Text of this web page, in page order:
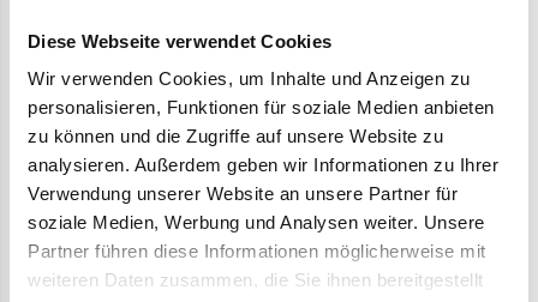
Diese Webseite verwendet Cookies
Wir verwenden Cookies, um Inhalte und Anzeigen zu
personalisieren, Funktionen für soziale Medien anbieten
zu können und die Zugriffe auf unsere Website zu
analysieren. Außerdem geben wir Informationen zu Ihrer
Verwendung unserer Website an unsere Partner für
soziale Medien, Werbung und Analysen weiter. Unsere
Partner führen diese Informationen möglicherweise mit
weiteren Daten zusammen, die Sie ihnen bereitgestellt
Achtung: Nicht für Kinder unter 36 Monaten geeignet.
Erstickungsgefahr. Kleine Teile könnten verschluckt
werden. Wir empfehlen, die Verpackung als Referenz
aufzubewahren. Modell und Farben können leicht von der
Abbildung abweichen.
Kategorie Bestseller